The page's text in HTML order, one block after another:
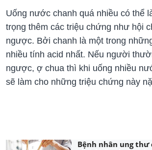
Uống nước chanh quá nhiều có thể
trọng thêm các triệu chứng như hội
ngược. Bởi chanh là một trong
nhiều tính acid nhất. Nếu người
ngược, ợ chua thì khi uống nhiều
sẽ làm cho những triệu chứng này
Bệnh nhân ung thư